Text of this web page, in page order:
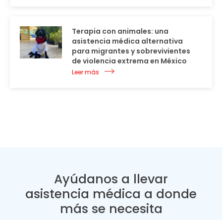
Terapia con animales: una
asistencia médica alternativa
para migrantes y sobrevivientes
de violencia extrema en México
Leer más
Ayúdanos a llevar
asistencia médica a donde
más se necesita